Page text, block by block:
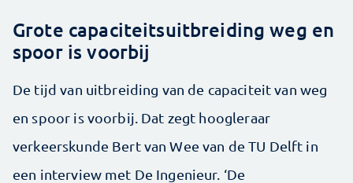
Grote capaciteitsuitbreiding weg en
spoor is voorbij
De tijd van uitbreiding van de capaciteit van weg
en spoor is voorbij. Dat zegt hoogleraar
verkeerskunde Bert van Wee van de TU Delft in
een interview met De Ingenieur. ‘De